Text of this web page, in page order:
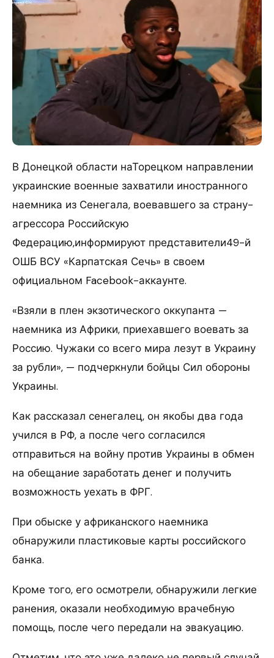
В Донецкой области наТорецком направлении
украинские военные захватили иностранного
наемника из Сенегала, воевавшего за страну-
агрессора Российскую
Федерацию,информируют представители49-й
ОШБ ВСУ «Карпатская Сечь» в своем
официальном Facebook-аккаунте.
«Взяли в плен экзотического оккупанта —
наемника из Африки, приехавшего воевать за
Россию. Чужаки со всего мира лезут в Украину
за рубли», — подчеркнули бойцы Сил обороны
Украины.
Как рассказал сенегалец, он якобы два года
учился в РФ, а после чего согласился
отправиться на войну против Украины в обмен
на обещание заработать денег и получить
возможность уехать в ФРГ.
При обыске у африканского наемника
обнаружили пластиковые карты российского
банка.
Кроме того, его осмотрели, обнаружили легкие
ранения, оказали необходимую врачебную
помощь, после чего передали на эвакуацию.